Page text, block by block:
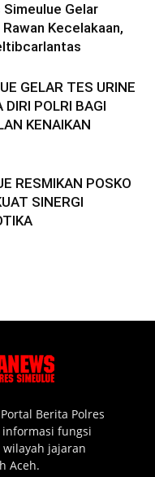
Gelar
Kecelakaan,
GELAR TES URINE
POLRI BAGI
KENAIKAN
RESMIKAN POSKO
SINERGI
Berita Polres
fungsi
jajaran
Aceh.